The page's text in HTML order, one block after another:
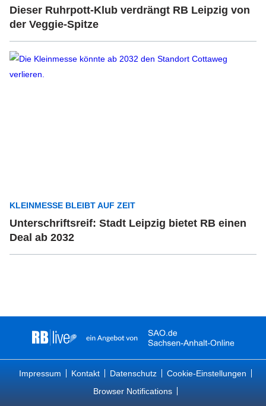
Dieser Ruhrpott-Klub verdrängt RB Leipzig von
der Veggie-Spitze
KLEINMESSE BLEIBT AUF ZEIT
Unterschriftsreif: Stadt Leipzig bietet RB einen
Deal ab 2032
Impressum Kontakt Datenschutz
Cookie-Einstellungen
Browser Notifications